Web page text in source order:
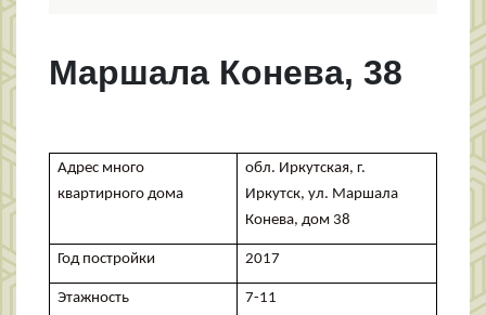
Маршала Конева, 38
Адрес много
квартирного дома
обл. Иркутская, г.
Иркутск, ул. Маршала
Конева, дом 38
Год постройки 2017
Этажность 7-11